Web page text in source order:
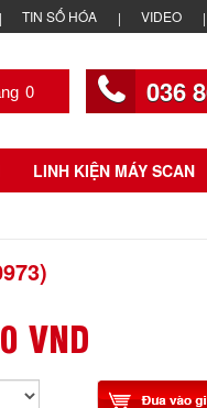
TIN SỐ HÓA VIDEO
0 036
LINH KIỆN MÁY SCAN
VND